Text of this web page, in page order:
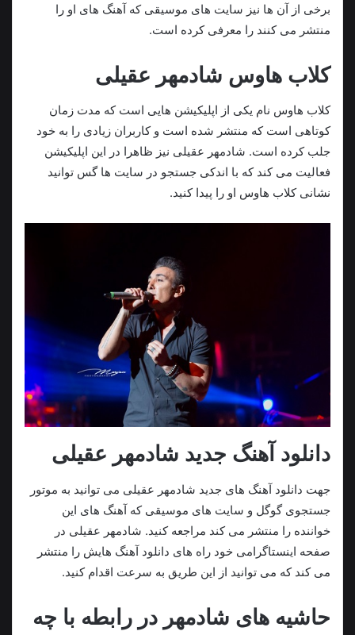
برخی از آن ها نیز سایت های موسیقی که آهنگ های او را
منتشر می کنند را معرفی کرده است.
کلاب هاوس شادمهر عقیلی
کلاب هاوس نام یکی از اپلیکیشن هایی است که مدت زمان
کوتاهی است که منتشر شده است و کاربران زیادی را به خود
جلب کرده است. شادمهر عقیلی نیز ظاهرا در این اپلیکیشن
فعالیت می کند که با اندکی جستجو در سایت ها گس توانید
نشانی کلاب هاوس او را پيدا کنيد.
دانلود آهنگ جدید شادمهر عقیلی
جهت دانلود آهنگ های جدید شادمهر عقیلی می توانید به موتور
جستجوی گوگل و سایت های موسیقی که آهنگ های این
خواننده را منتشر می کند مراجعه کنید. شادمهر عقیلی در
صفحه اینستاگرامی خود راه های دانلود آهنگ هایش را منتشر
می کند که می توانید از این طریق به سرعت اقدام کنید.
حاشیه های شادمهر در رابطه با چه